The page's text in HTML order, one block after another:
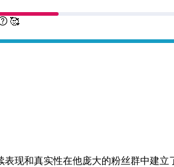
🥰
表现和真实性在他庞大的粉丝群中建立